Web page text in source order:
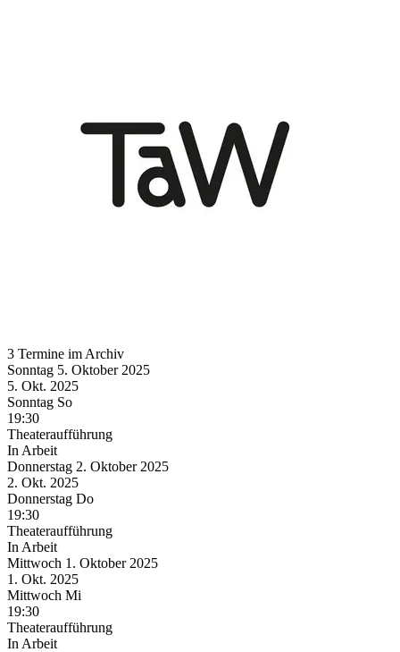
3 Termine im Archiv
Sonntag 5. Oktober 2025
5. Okt. 2025
Sonntag So
19:30
Theateraufführung
In Arbeit
Donnerstag 2. Oktober 2025
2. Okt. 2025
Donnerstag Do
19:30
Theateraufführung
In Arbeit
Mittwoch 1. Oktober 2025
1. Okt. 2025
Mittwoch Mi
19:30
Theateraufführung
In Arbeit